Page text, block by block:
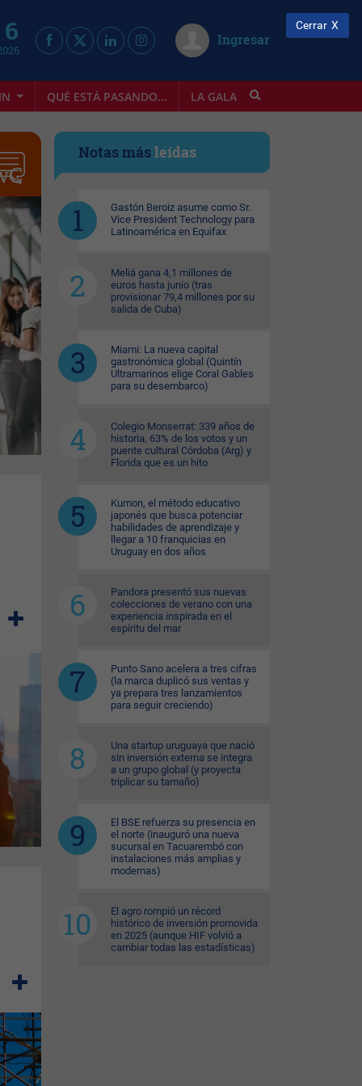
Ingresar
QUÉ ESTÁ PASANDO... LA GALA INFOSTYLE
Notas másleídas
Gastón Beroiz asume como Sr.
Vice President Technology para
Latinoamérica en Equifax
Meliá gana 4,1 millones de
euros hasta junio (tras
provisionar 79,4 millones por su
salida de Cuba)
Miami: La nueva capital
gastronómica global (Quintín
Ultramarinos elige Coral Gables
para su desembarco)
Colegio Monserrat: 339 años de
historia, 63% de los votos y un
puente cultural Córdoba (Arg) y
Florida que es un hito
Kumon, el método educativo
japonés que busca potenciar
habilidades de aprendizaje y
llegar a 10 franquicias en
Uruguay en dos años
Pandora presentó sus nuevas
colecciones de verano con una
experiencia inspirada en el
espíritu del mar
Punto Sano acelera a tres cifras
(la marca duplicó sus ventas y
ya prepara tres lanzamientos
para seguir creciendo)
Una startup uruguaya que nació
sin inversión externa se integra
a un grupo global (y proyecta
triplicar su tamaño)
El BSE refuerza su presencia en
el norte (inauguró una nueva
sucursal en Tacuarembó con
instalaciones más amplias y
modernas)
El agro rompió un récord
histórico de inversión promovida
en 2025 (aunque HIF volvió a
cambiar todas las estadísticas)
Cerrar